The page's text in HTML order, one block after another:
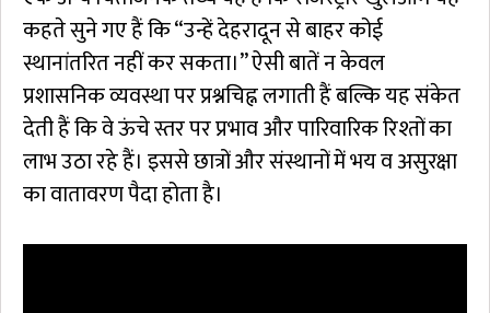
कहते सुने गए हैं कि “उन्हें देहरादून से बाहर कोई
स्थानांतरित नहीं कर सकता।” ऐसी बातें न केवल
प्रशासनिक व्यवस्था पर प्रश्नचिह्न लगाती हैं बल्कि यह संकेत
देती हैं कि वे ऊंचे स्तर पर प्रभाव और पारिवारिक रिश्तों का
लाभ उठा रहे हैं। इससे छात्रों और संस्थानों में भय व असुरक्षा
का वातावरण पैदा होता है।